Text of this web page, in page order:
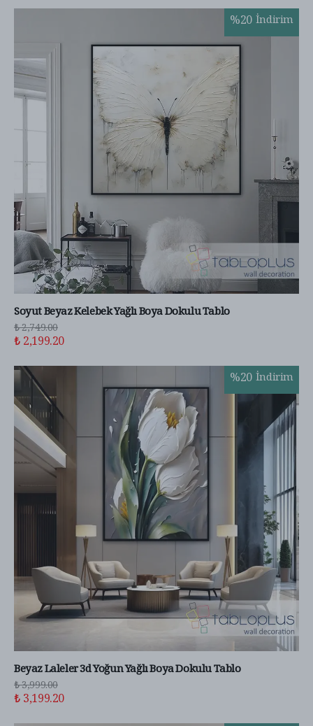
%20 İndirim
Soyut Beyaz Kelebek Yağlı Boya Dokulu Tablo
₺ 2,749.00
₺ 2,199.20
%20 İndirim
Beyaz Laleler 3d Yoğun Yağlı Boya Dokulu Tablo
₺ 3,999.00
₺ 3,199.20